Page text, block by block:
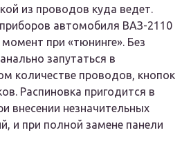
из проводов куда ведет.
автомобиля ВАЗ-2110
при «тюнинге». Без
запутаться в
количестве проводов, кнопок
Распиновка пригодится в
внесении незначительных
и при полной замене панели